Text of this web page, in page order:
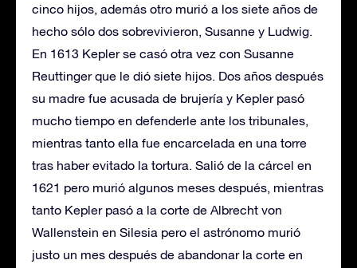
cinco hijos, además otro murió a los siete años de
hecho sólo dos sobrevivieron, Susanne y Ludwig.
En 1613 Kepler se casó otra vez con Susanne
Reuttinger que le dió siete hijos. Dos años después
su madre fue acusada de brujería y Kepler pasó
mucho tiempo en defenderle ante los tribunales,
mientras tanto ella fue encarcelada en una torre
tras haber evitado la tortura. Salió de la cárcel en
1621 pero murió algunos meses después, mientras
tanto Kepler pasó a la corte de Albrecht von
Wallenstein en Silesia pero el astrónomo murió
justo un mes después de abandonar la corte en